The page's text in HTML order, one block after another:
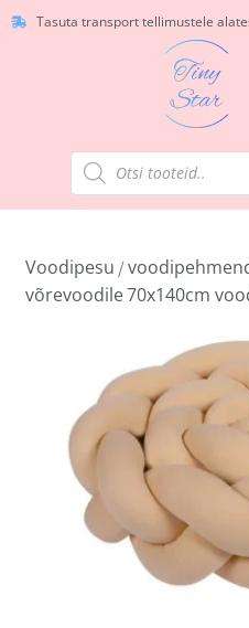
Tasuta transport tellimustele
Voodipesu /
võrevoodile70x140cm